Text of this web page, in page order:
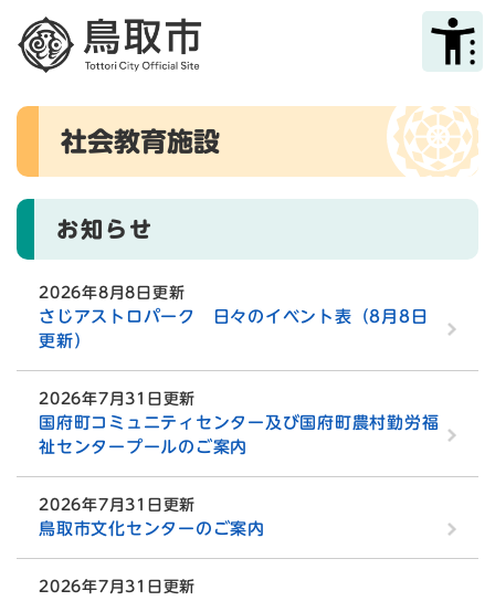
メニューを飛ばして本文へ
本
社会教育施設
お知らせ
2026年8月8日更新
さじアストロパーク 日々のイベント表（8月8日
更新）
2026年7月31日更新
国府町コミュニティセンター及び国府町農村勤労福
祉センタープールのご案内
2026年7月31日更新
鳥取市文化センターのご案内
2026年7月31日更新